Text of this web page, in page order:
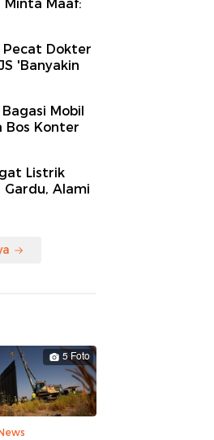
Minta Maaf:
Pecat Dokter
'Banyakin
Mobil
Bos Konter
Listrik
Gardu, Alami
5 Foto